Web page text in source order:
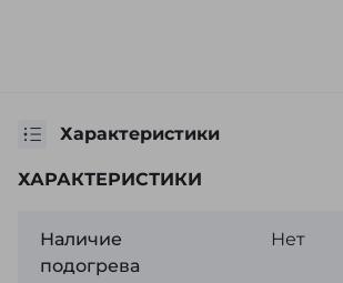
Характеристики
ХАРАКТЕРИСТИКИ
Наличие
подогрева
Нет